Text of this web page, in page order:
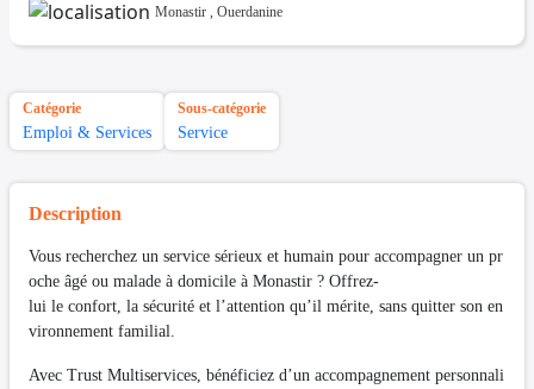
Monastir , Ouerdanine
Catégorie
Emploi & Services
Sous-catégorie
Service
Description
Vous recherchez un service sérieux et humain pour accompagner un pr
oche âgé ou malade à domicile à Monastir ? Offrez-
lui le confort, la sécurité et l’attention qu’il mérite, sans quitter son en
vironnement familial.
Avec Trust Multiservices, bénéficiez d’un accompagnement personnali